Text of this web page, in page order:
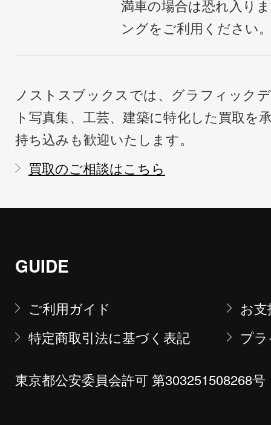
満車の場合は恐れ入り
ングをご利用ください
ノストスブックスでは、グラフィック
ト写真集、工芸、建築に特化した買取を
持ち込みも歓迎いたします。
買取のご相談はこちら
GUIDE
ご利用ガイド
お
特定商取引法に基づく表記
プ
東京都公安委員会許可 第303251508268号